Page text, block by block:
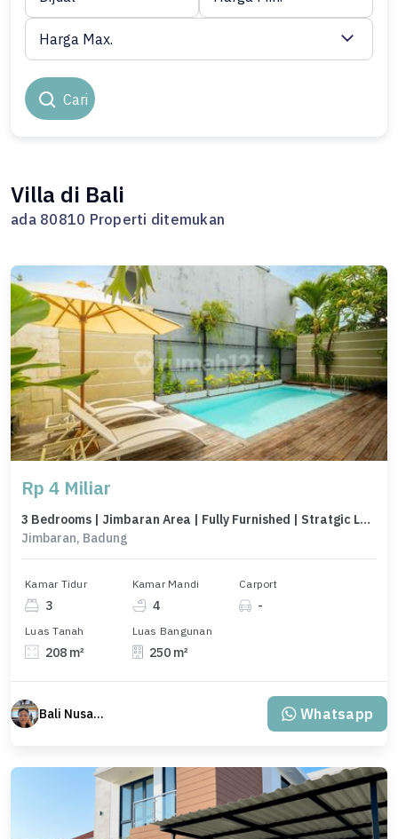
Cari
Harga Max.
Villa di Bali
ada 80810 Properti ditemukan
Rp 4 Miliar
3 Bedrooms | Jimbaran Area | Fully Furnished | Stratgic Locations
Jimbaran, Badung
Kamar Tidur
3
Kamar Mandi
4
Carport
-
Luas Tanah
208 m²
Luas Bangunan
250 m²
Bali Nusantara Travel Whatsapp